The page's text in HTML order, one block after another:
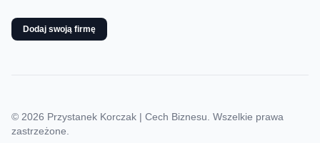
Dodaj swoją firmę
© 2026 Przystanek Korczak | Cech Biznesu. Wszelkie prawa
zastrzeżone.